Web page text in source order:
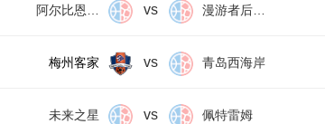
vs
梅州客家 vs 青岛西海岸
未来之星 vs 佩特雷姆